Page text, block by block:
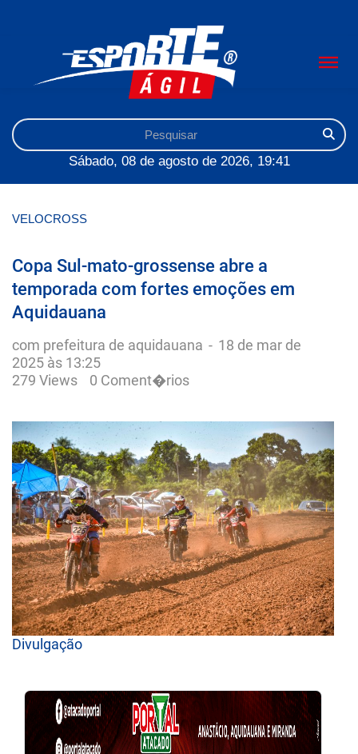
Sábado, 08 de agosto de 2026, 19:41
VELOCROSS
Copa Sul-mato-grossense abre a
temporada com fortes emoções em
Aquidauana
com prefeitura de aquidauana - 18 de mar de
2025 às 13:25
279 Views
0 Coment�rios
Divulgação